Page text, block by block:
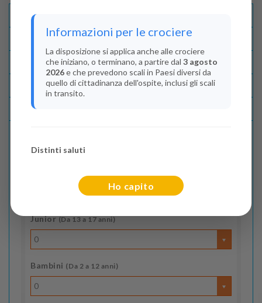
Disponibilità
Condizioni
Recensioni
Indica il numero dei passeggeri
Junior(Da 13 a 17 anni)
0
Bambini (Da 2 a 12 anni)
0
Informazioni per le crociere
La disposizione si applica anche alle crociere
che iniziano, o terminano, a partire dal 3 agosto
2026e che prevedono scali in Paesi diversi da
quello di cittadinanza dell'ospite, inclusi gli scali
in transito.
Distinti saluti
Ho capito